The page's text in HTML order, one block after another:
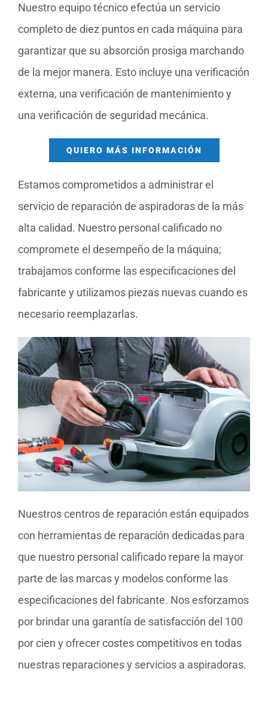
Nuestro equipo técnico efectúa un servicio
completo de diez puntos en cada máquina para
garantizar que su absorción prosiga marchando
de la mejor manera. Esto incluye una verificación
externa, una verificación de mantenimiento y
una verificación de seguridad mecánica.
QUIERO MÁS INFORMACIÓN
Estamos comprometidos a administrar el
servicio de reparación de aspiradoras de la más
alta calidad. Nuestro personal calificado no
compromete el desempeño de la máquina;
trabajamos conforme las especificaciones del
fabricante y utilizamos piezas nuevas cuando es
necesario reemplazarlas.
Nuestros centros de reparación están equipados
con herramientas de reparación dedicadas para
que nuestro personal calificado repare la mayor
parte de las marcas y modelos conforme las
especificaciones del fabricante. Nos esforzamos
por brindar una garantía de satisfacción del 100
por cien y ofrecer costes competitivos en todas
nuestras reparaciones y servicios a aspiradoras.